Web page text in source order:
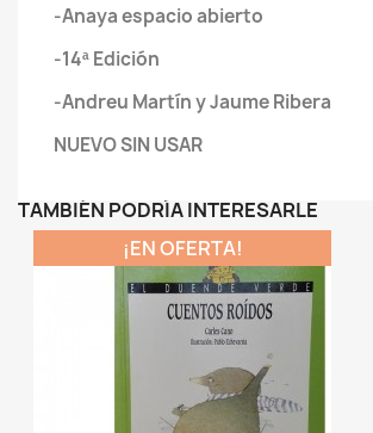
-Anaya espacio abierto
-14ª Edición
-Andreu Martín y Jaume Ribera
NUEVO SIN USAR
TAMBIÉN PODRÍA INTERESARLE
¡EN OFERTA!